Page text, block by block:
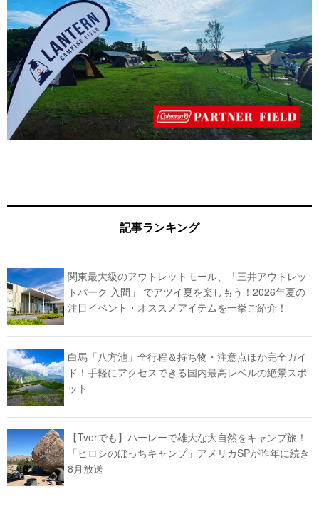
記事ランキング
関東最大級のアウトレットモール、「三井アウトレッ
トパーク 入間」 でアツイ夏を楽しもう！2026年夏の
注目イベント・オススメアイテムを一挙ご紹介！
白馬「八方池」全行程＆持ち物・注意点ほか完全ガイ
ド！手軽にアクセスできる国内最高レベルの絶景スポ
ット
【Tverでも】ハーレーで雄大な大自然をキャンプ旅！
「ヒロシのぼっちキャンプ」アメリカSPが昨年に続き
8月放送